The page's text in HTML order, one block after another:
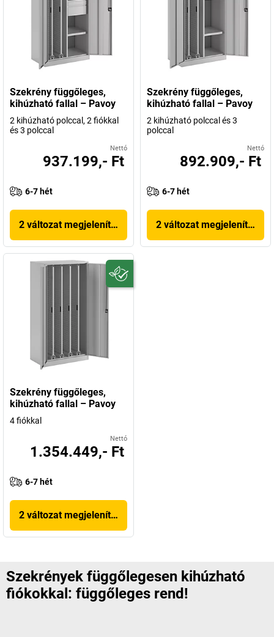
Szekrény függőleges,
kihúzható fallal – Pavoy
2 kihúzható polccal, 2 fiókkal
és 3 polccal
Nettó
937.199,- Ft
6-7 hét
2 változat megjelenítése
Szekrény függőleges,
kihúzható fallal – Pavoy
2 kihúzható polccal és 3
polccal
Nettó
892.909,- Ft
6-7 hét
2 változat megjelenítése
Szekrény függőleges,
kihúzható fallal – Pavoy
4 fiókkal
Nettó
1.354.449,- Ft
6-7 hét
2 változat megjelenítése
Szekrények függőlegesen kihúzható
fiókokkal: függőleges rend!